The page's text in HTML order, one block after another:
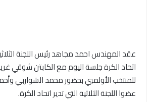
عقد المهندس احمد مجاهد رئيس اللجنة
اتحاد الكرة جلسة اليوم مع الكابتن شوقي
للمنتخب الأولمبي بحضور محمد الشواربي
عضوا اللجنة الثلاثية التي تدير اتحاد الكرة.